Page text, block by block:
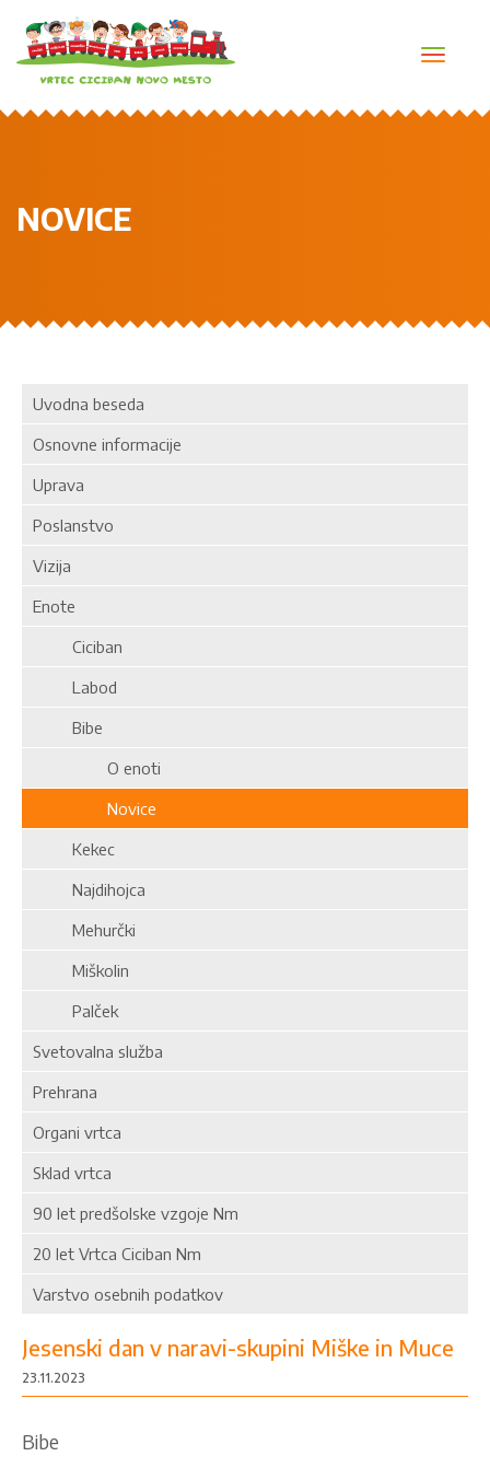
NOVICE
Uvodna beseda
Osnovne informacije
Uprava
Poslanstvo
Vizija
Enote
Ciciban
Labod
Bibe
O enoti
Novice
Kekec
Najdihojca
Mehurčki
Miškolin
Palček
Svetovalna služba
Prehrana
Organi vrtca
Sklad vrtca
90 let predšolske vzgoje Nm
20 let Vrtca Ciciban Nm
Varstvo osebnih podatkov
Jesenski dan v naravi-skupini Miške in Muce
23.11.2023
Bibe